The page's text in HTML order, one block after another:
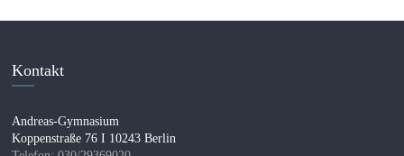
Kontakt
Andreas-Gymnasium
Koppenstraße 76 I 10243 Berlin